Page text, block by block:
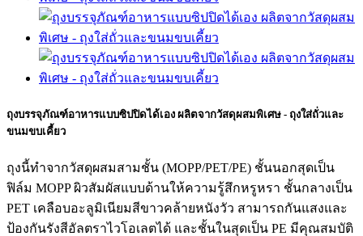
ถุงบรรจุภัณฑ์อาหารแบบซิปปิดได้เอง ผลิตจากวัสดุผสมพิเศษ - ถุงใส่ถั่วและ
ขนมขบเคี้ยว
ถุงนี้ทำจากวัสดุผสมสามชั้น (MOPP/PET/PE) ชั้นนอกสุดเป็น
ฟิล์ม MOPP ผิวสัมผัสแบบด้านให้ความรู้สึกหรูหรา ชั้นกลางเป็น
PET เคลือบอะลูมิเนียมสีขาวคล้ายหนังวัว สามารถกันแสงและ
ป้องกันรังสีอัลตราไวโอเลตได้ และชั้นในสุดเป็น PE มีคุณสมบัติ